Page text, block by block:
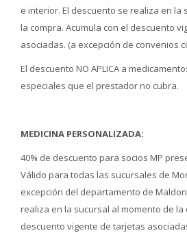
e interior. El descuento se realiza en la
la compra. Acumula con el descuento
asociadas. (a excepción de convenios
El descuento NO APLICA a
especiales que el prestador no cubra.
MEDICINA PERSONALIZADA:
40% de descuento para socios MP
Válido para todas las sucursales de
excepción del departamento de
realiza en la sucursal al momento de la
descuento vigente de tarjetas